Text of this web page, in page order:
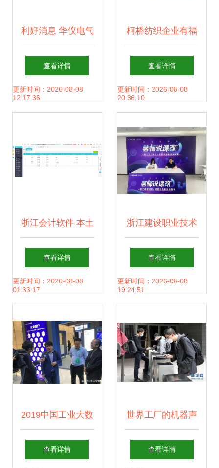
利好消息 华仪电气
方大化工 润欣科技
亿纬锂能
查看详情
更新时间：2026-08-08
12:17:36
柯桥纺织企业有福
啦 工作装进口袋的
数字化未来
查看详情
更新时间：2026-08-08
20:36:10
浙江会计软件 本土
化开发的标杆与实
践
查看详情
更新时间：2026-08-08
01:33:17
浙江建设职业技术
学院深化校企合
作，赋能学校内涵
之路
查看详情
更新时间：2026-08-08
19:24:51
2019中国工业大数
据大会钱塘峰会 美
查看详情
世界工厂的机器声
渐响 巩固防控成
查看详情